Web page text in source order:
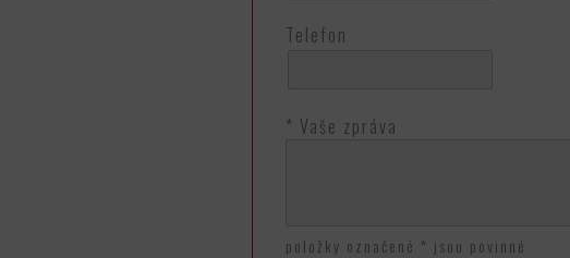
Telefon
* Vaše zpráva
položky označené * jsou povinné